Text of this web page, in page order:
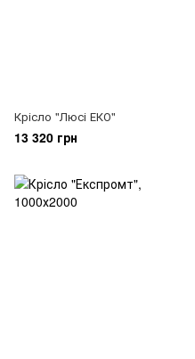
Крісло "Люсі ЕКО"
13 320 грн